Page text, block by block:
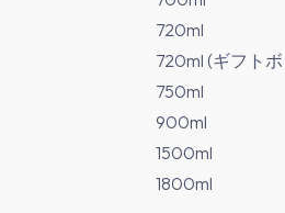
720ml
720ml (ギフト
750ml
900ml
1500ml
1800ml